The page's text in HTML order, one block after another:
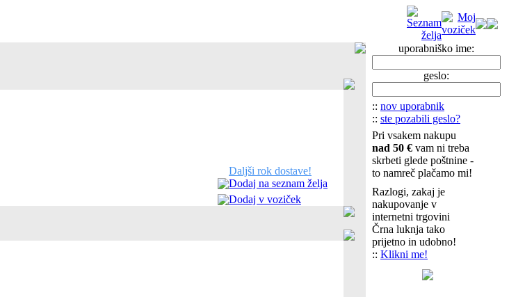
Daljši rok dostave!
Dodaj na seznam želja
Dodaj v voziček
uporabniško ime:
geslo:
:: nov uporabnik
:: ste pozabili geslo?
Pri vsakem nakupu
nad 50 € vam ni treba
skrbeti glede poštnine -
to namreč plačamo mi!
Razlogi, zakaj je
nakupovanje v
internetni trgovini
Črna luknja tako
prijetno in udobno!
:: Klikni me!